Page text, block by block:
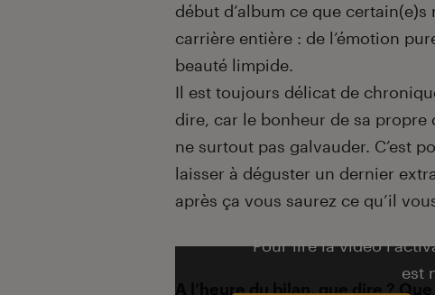
début d’album ce que
carrière entière : de l’émotion
beauté limpide.
Il est toujours délicat de
dire, car le bonheur de sa propre
ne surtout pas galvauder. C’est
laisser à déguster un dernier
après ça vous saurez ce qu’il
Pour lire la vidéo
est
A l’heure du bilan, que dire ?